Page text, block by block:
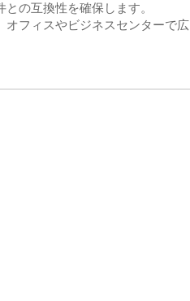
の互換性を確保します。
フィスやビジネスセンターで広